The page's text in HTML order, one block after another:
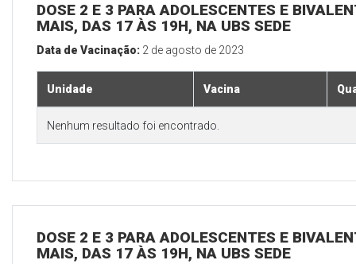
DOSE 2 E 3 PARA ADOLESCENTES E
MAIS, DAS 17 ÀS 19H, NA UBS SEDE
Data de Vacinação: 2 de agosto de 2023
Unidade Vacina
Nenhum resultado foi encontrado.
DOSE 2 E 3 PARA ADOLESCENTES E
MAIS, DAS 17 ÀS 19H, NA UBS SEDE